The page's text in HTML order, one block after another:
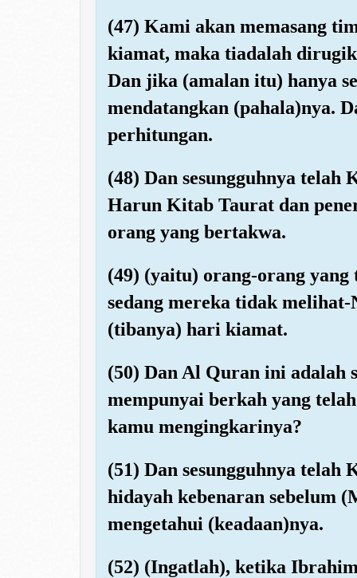
(47) Kami akan memasang
kiamat, maka tiadalah
Dan jika (amalan itu) hanya
mendatangkan (pahala)nya.
perhitungan.
(48) Dan sesungguhnya
Harun Kitab Taurat dan
orang yang bertakwa.
(49) (yaitu) orang-orang
sedang mereka tidak
(tibanya) hari kiamat.
(50) Dan Al Quran ini adalah
mempunyai berkah yang
kamu mengingkarinya?
(51) Dan sesungguhnya
hidayah kebenaran sebelum
mengetahui (keadaan)nya.
(52) (Ingatlah), ketika